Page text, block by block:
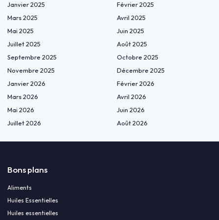
Janvier 2025
Février 2025
Mars 2025
Avril 2025
Mai 2025
Juin 2025
Juillet 2025
Août 2025
Septembre 2025
Octobre 2025
Novembre 2025
Décembre 2025
Janvier 2026
Février 2026
Mars 2026
Avril 2026
Mai 2026
Juin 2026
Juillet 2026
Août 2026
Bons plans
Aliments
Huiles Essentielles
Huiles essentielles